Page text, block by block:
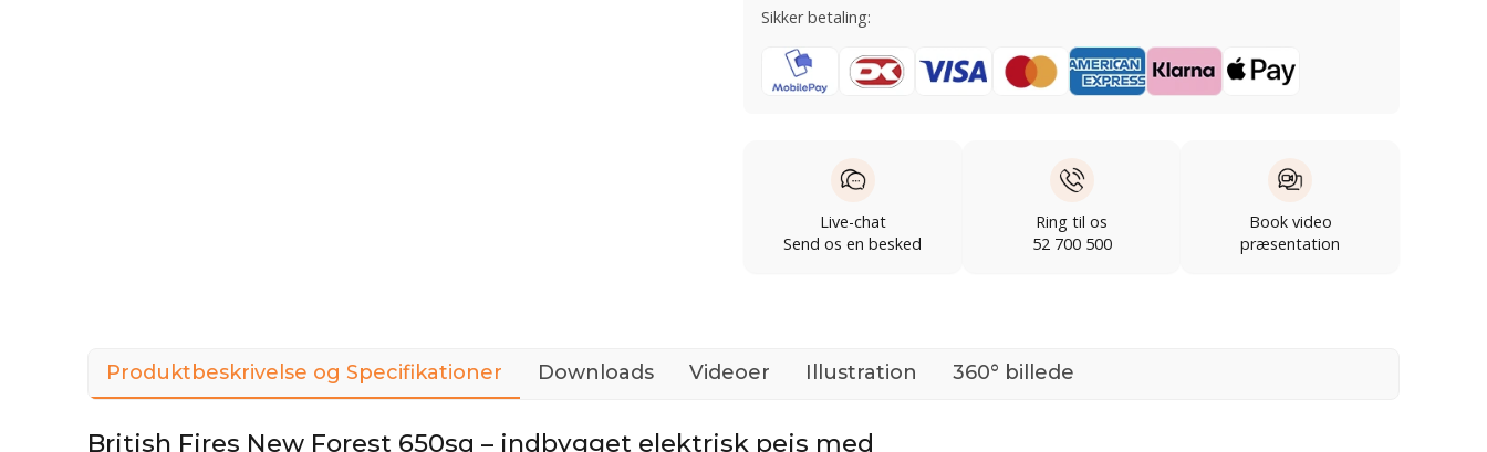
Sikker betaling:
Live-chat
Send os en besked
Ring til os
52 700 500
Book video
præsentation
Produktbeskrivelse og Specifikationer Downloads Videoer Illustration 360° billede
British Fires New Forest 650sq – indbygget elektrisk pejs med